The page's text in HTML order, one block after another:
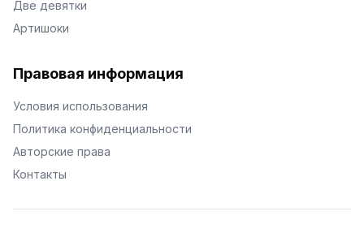
Две девятки
Артишоки
Правовая информация
Условия использования
Политика конфиденциальности
Авторские права
Контакты